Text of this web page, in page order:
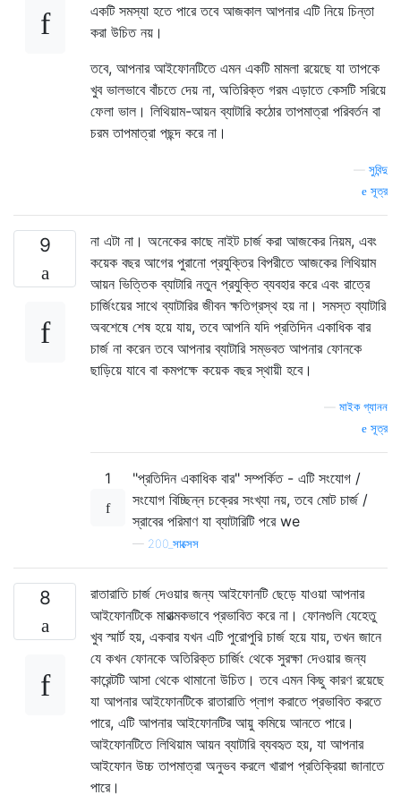
একটি সমস্যা হতে পারে তবে আজকাল আপনার এটি নিয়ে চিন্তা
করা উচিত নয়।
তবে, আপনার আইফোনটিতে এমন একটি মামলা রয়েছে যা তাপকে
খুব ভালভাবে বাঁচতে দেয় না, অতিরিক্ত গরম এড়াতে কেসটি সরিয়ে
ফেলা ভাল। লিথিয়াম-আয়ন ব্যাটারি কঠোর তাপমাত্রা পরিবর্তন বা
চরম তাপমাত্রা পছন্দ করে না।
সুবিন্দু
সূত্র
9
না এটা না। অনেকের কাছে নাইট চার্জ করা আজকের নিয়ম, এবং
কয়েক বছর আগের পুরানো প্রযুক্তির বিপরীতে আজকের লিথিয়াম
আয়ন ভিত্তিক ব্যাটারি নতুন প্রযুক্তি ব্যবহার করে এবং রাত্রে
চার্জিংয়ের সাথে ব্যাটারির জীবন ক্ষতিগ্রস্থ হয় না। সমস্ত ব্যাটারি
অবশেষে শেষ হয়ে যায়, তবে আপনি যদি প্রতিদিন একাধিক বার
চার্জ না করেন তবে আপনার ব্যাটারি সম্ভবত আপনার ফোনকে
ছাড়িয়ে যাবে বা কমপক্ষে কয়েক বছর স্থায়ী হবে।
মাইক গ্যানন
সূত্র
1
"প্রতিদিন একাধিক বার" সম্পর্কিত - এটি সংযোগ /
সংযোগ বিচ্ছিন্ন চক্রের সংখ্যা নয়, তবে মোট চার্জ /
স্রাবের পরিমাণ যা ব্যাটারিটি পরে we
— 200_সাক্সেস
8
রাতারাতি চার্জ দেওয়ার জন্য আইফোনটি ছেড়ে যাওয়া আপনার
আইফোনটিকে মারাত্মকভাবে প্রভাবিত করে না। ফোনগুলি যেহেতু
খুব স্মার্ট হয়, একবার যখন এটি পুরোপুরি চার্জ হয়ে যায়, তখন জানে
যে কখন ফোনকে অতিরিক্ত চার্জিং থেকে সুরক্ষা দেওয়ার জন্য
কারেন্টটি আসা থেকে থামানো উচিত। তবে এমন কিছু কারণ রয়েছে
যা আপনার আইফোনটিকে রাতারাতি প্লাগ করাতে প্রভাবিত করতে
পারে, এটি আপনার আইফোনটির আয়ু কমিয়ে আনতে পারে।
আইফোনটিতে লিথিয়াম আয়ন ব্যাটারি ব্যবহৃত হয়, যা আপনার
আইফোন উচ্চ তাপমাত্রা অনুভব করলে খারাপ প্রতিক্রিয়া জানাতে
পারে।